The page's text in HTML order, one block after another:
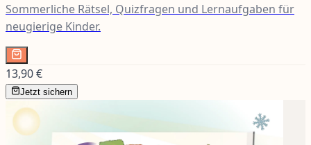
Sommerliche Rätsel, Quizfragen und Lernaufgaben für
neugierige Kinder.
13,90 €
Jetzt sichern